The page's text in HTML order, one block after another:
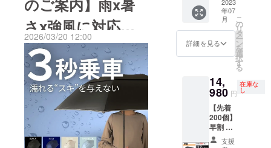
ソコンを持ち歩くので重宝
します」「13インチと10イ
ンチのPCを2台持ち歩くこ
とが多く、これまでワン
ショルダーは諦めていまし
たが、このバッグなら気軽
に出かけられます」と高い
評価をいただいておりま
サイズ同時の限定販売」が
公開されました。【タブ
レット対応】QUICK PACK
11sは「大容量なコンパクト
モデル」。普段タブレット
や電子書籍とマイボトル程
度で通勤される方に最適の
サイズ。男性女性問わず“体
にフィット”するサイズ感
のご案内】雨x暑
さx強風に対応し
たワイド傘で通勤
が快適
2026/03/20 12:00
い。 ※
ご注文
状況、
材の供
給状
上の都
合等に
より出
荷時期
が遅れ
る場合
があり
販売予
定価格
に送料
を含む
合計金
す。 ※
デザイ
ン・仕
様は変
更にな
る可能
性もご
販売予
定価
格：
18,000
3,710円
割引の
14,290
円で購
入可能
です。
※ 消費
年07
月
詳細を見る
こ
の
リ
タ
ー
ン
を
選
択
す
る
14,
980 円
在庫な
し
【先着
200個】
早割 ※
先着200
支援